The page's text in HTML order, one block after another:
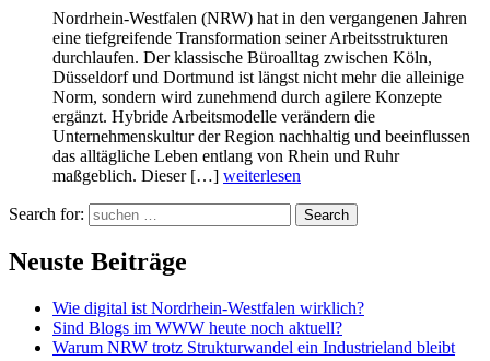
Nordrhein-Westfalen (NRW) hat in den vergangenen Jahren
eine tiefgreifende Transformation seiner Arbeitsstrukturen
durchlaufen. Der klassische Büroalltag zwischen Köln,
Düsseldorf und Dortmund ist längst nicht mehr die alleinige
Norm, sondern wird zunehmend durch agilere Konzepte
ergänzt. Hybride Arbeitsmodelle verändern die
Unternehmenskultur der Region nachhaltig und beeinflussen
das alltägliche Leben entlang von Rhein und Ruhr
maßgeblich. Dieser […] weiterlesen
Search for: Search
Neuste Beiträge
Wie digital ist Nordrhein-Westfalen wirklich?
Sind Blogs im WWW heute noch aktuell?
Warum NRW trotz Strukturwandel ein Industrieland bleibt